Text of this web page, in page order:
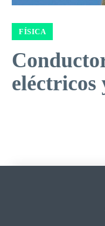
FÍSICA
eléctricos